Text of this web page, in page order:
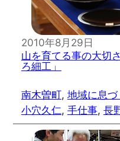
2010年8月29日
山を育てる事の大切
ろ細工」
南木曽町, 地域に息
小穴久仁, 手仕事, 長